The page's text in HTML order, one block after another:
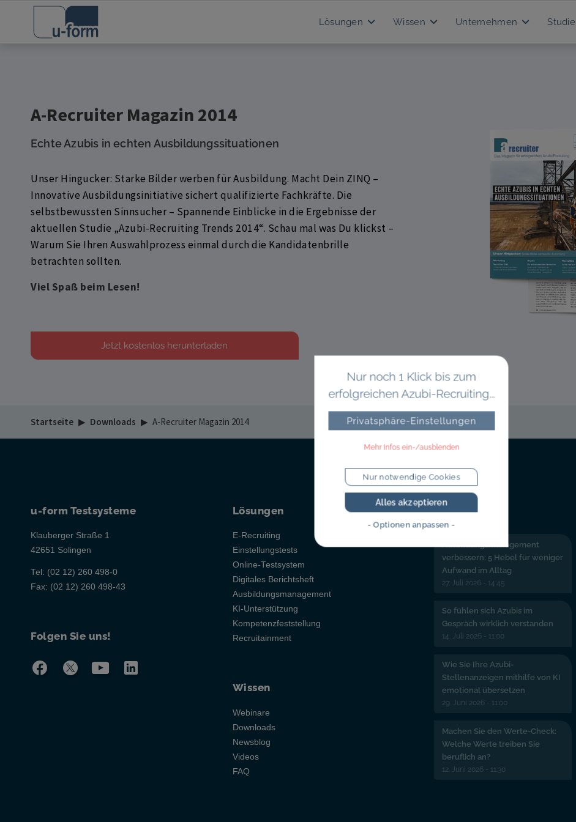
Lösungen Wissen Unternehmen Studie
A-Recruiter Magazin 2014
Echte Azubis in echten Ausbildungssituationen
Unser Hingucker: Starke Bilder werben für Ausbildung. Macht Dein ZINQ –
Innovative Ausbildungsinitiative sichert qualifizierte Fachkräfte. Die
selbstbewussten Sinnsucher – Spannende Einblicke in die Ergebnisse der
aktuellen Studie „Azubi-Recruiting Trends 2014“. Schau mal was Du klickst –
Warum Sie Ihren Auswahlprozess einmal durch die Kandidatenbrille
betrachten sollten.
Viel Spaß beim Lesen!
Jetzt kostenlos herunterladen
Startseite ▶ Downloads ▶ A-Recruiter Magazin 2014
u-form Testsysteme
Klauberger Straße 1
42651 Solingen
Tel: (02 12) 260 498-0
Fax: (02 12) 260 498-43
Folgen Sie uns!
Lösungen
E-Recruiting
Einstellungstests
Online-Testsystem
Digitales Berichtsheft
Ausbildungsmanagement
KI-Unterstützung
Kompetenzfeststellung
Recruitainment
Wissen
Webinare
Downloads
Newsblog
Videos
FAQ
Newsblog
Ausbildungsmanagement
verbessern: 5 Hebel für weniger
Aufwand im Alltag
27. Juli 2026 - 14:45
So fühlen sich Azubis im
Gespräch wirklich verstanden
14. Juli 2026 - 11:00
Wie Sie Ihre Azubi-
Stellenanzeigen mithilfe von KI
emotional übersetzen
29. Juni 2026 - 11:00
Machen Sie den Werte-Check:
Welche Werte treiben Sie
beruflich an?
12. Juni 2026 - 11:30
Nur noch 1 Klick bis zum
erfolgreichen Azubi-Recruiting...
Privatsphäre-Einstellungen
Mehr Infos ein-/ausblenden
Nur notwendige Cookies
Alles akzeptieren
- Optionen anpassen -